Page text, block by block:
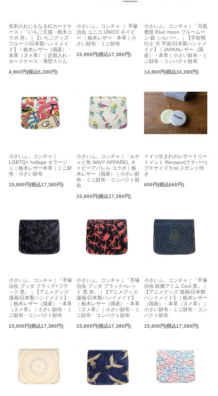
名刺入れにもなるICカードケ
ース｜「いちご王国・栃木コ
ラボ 赤」｜【いちごグッズ
フルーツ/日本製ハンドメイ
ド】｜栃木レザー（国産）・
本革（ヌメ革）｜定期入れ・
カードケース・薄型スリム
4,800円(税込5,280円)
小さいふ。コンチャ ｜ 手塚
治虫 ユニコ UNICO ネイビ
ー ｜栃木レザー・本革｜小
さい財布・ミニ財布
15,800円(税込17,380円)
小さいふ。コンチャ｜「月面
着陸 Blue moon ブルームー
ン 銀 シルバー」｜【宇宙飛
行士 月 宇宙/日本製ハンドメ
イド】｜JAPANレザー（国
産）・本革｜小さい財布・ミ
ニ財布・コンパクト財布
14,800円(税込16,280円)
小さいふ。コンチャ｜
LGBTQ+ hollage オラージ
ュ｜栃木レザー本革｜ミニ財
布・小さい財布
15,800円(税込17,380円)
小さいふ。コンチャ｜「ルチ
ャと魚 NAVY APPAREL ネ
イビーアパレル コラボ｜栃
木レザー（国産）｜小さい財
布・ミニ財布・コンパクト財
布
15,800円(税込17,380円)
ドイツ生まれのレザートリー
トメント Renapur(ラナパー)
プチサイズ５ml スポンジ付
き
600円(税込660円)
小さいふ。コンチャ｜「手塚
治虫 ブッダ ブラック×ブラ
ック 黒」｜【アニメグッズ
漫画/日本製ハンドメイド】
｜栃木レザー（国産）・本革
（ヌメ革）｜小さい財布・ミ
ニ財布・コンパクト財布
15,800円(税込17,380円)
小さいふ。コンチャ｜「手塚
治虫 ブッダ ブラック×レッ
ド 黒 赤」｜【アニメグッズ
漫画/日本製ハンドメイド】
｜栃木レザー（国産）・本革
（ヌメ革）｜小さい財布・ミ
ニ財布・コンパクト財布
15,800円(税込17,380円)
小さいふ。コンチャ｜「手塚
治虫 鉄腕アトム Cool 黒」｜
【アニメグッズ 漫画/日本製
ハンドメイド】｜栃木レザー
（国産）・本革（ヌメ革）｜
小さい財布・ミニ財布・コン
パクト財布
15,800円(税込17,380円)